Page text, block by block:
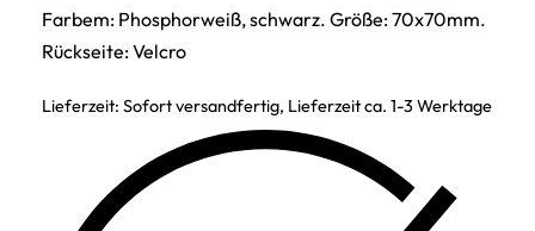
Farbem: Phosphorweiß, schwarz. Größe: 70x70mm.
Rückseite: Velcro
Lieferzeit: Sofort versandfertig, Lieferzeit ca. 1-3 Werktage